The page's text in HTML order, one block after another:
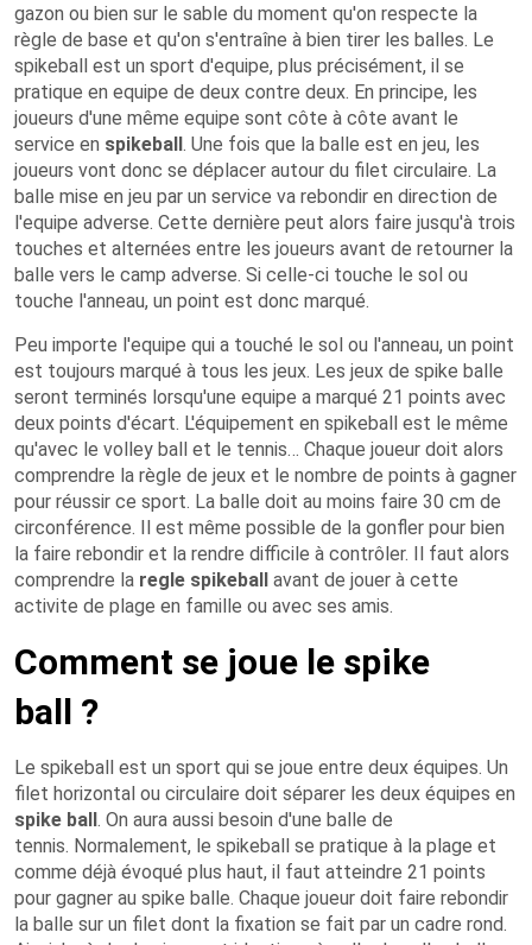
gazon ou bien sur le sable du moment qu'on respecte la
règle de base et qu'on s'entraîne à bien tirer les balles. Le
spikeball est un sport d'equipe, plus précisément, il se
pratique en equipe de deux contre deux. En principe, les
joueurs d'une même equipe sont côte à côte avant le
service en spikeball. Une fois que la balle est en jeu, les
joueurs vont donc se déplacer autour du filet circulaire. La
balle mise en jeu par un service va rebondir en direction de
l'equipe adverse. Cette dernière peut alors faire jusqu'à trois
touches et alternées entre les joueurs avant de retourner la
balle vers le camp adverse. Si celle-ci touche le sol ou
touche l'anneau, un point est donc marqué.
Peu importe l'equipe qui a touché le sol ou l'anneau, un point
est toujours marqué à tous les jeux. Les jeux de spike balle
seront terminés lorsqu'une equipe a marqué 21 points avec
deux points d'écart. L'équipement en spikeball est le même
qu'avec le volley ball et le tennis… Chaque joueur doit alors
comprendre la règle de jeux et le nombre de points à gagner
pour réussir ce sport. La balle doit au moins faire 30 cm de
circonférence. Il est même possible de la gonfler pour bien
la faire rebondir et la rendre difficile à contrôler. Il faut alors
comprendre la regle spikeball avant de jouer à cette
activite de plage en famille ou avec ses amis.
Comment se joue le spike
ball ?
Le spikeball est un sport qui se joue entre deux équipes. Un
filet horizontal ou circulaire doit séparer les deux équipes en
spike ball. On aura aussi besoin d'une balle de
tennis. Normalement, le spikeball se pratique à la plage et
comme déjà évoqué plus haut, il faut atteindre 21 points
pour gagner au spike balle. Chaque joueur doit faire rebondir
la balle sur un filet dont la fixation se fait par un cadre rond.